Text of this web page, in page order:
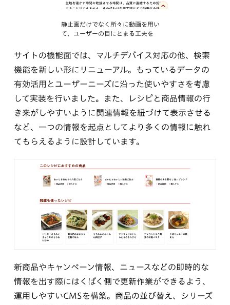
静止画だけでなく所々に動画を用い
て、ユーザーの目にとまる工夫を
サイトの機能面では、マルチデバイス対応の他、検索
機能を新しい形にリニューアル。もっているデータの
有効活用とユーザーニーズに沿った使いやすさを考慮
して実装を行いました。また、レシピと商品情報の行
き来がしやすいように関連情報を紐づけて表示させる
など、一つの情報を起点としてより多くの情報に触れ
てもらえるように設計しています。
新商品やキャンペーン情報、ニュースなどの即時的な
情報を出す際にはくばく側で更新作業ができるよう、
運用しやすいCMSを構築。商品の並び替え、シリーズ